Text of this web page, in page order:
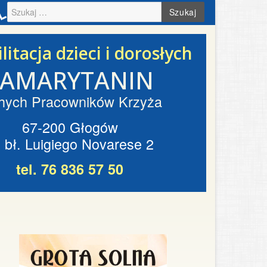
Szukaj
dzieci i dorosłych
Pracowników Krzyża
67-200 Głogów
bł. Luigiego Novarese 2
tel. 76 836 57 50